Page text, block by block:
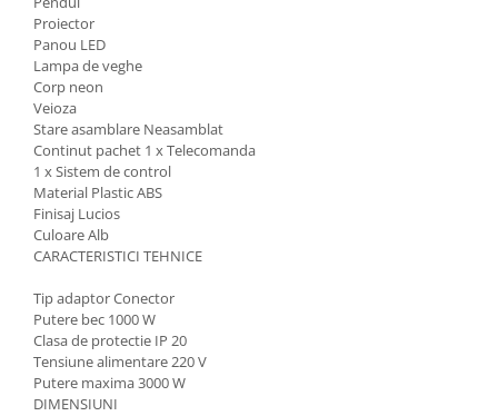
Proiector
Panou LED
Lampa de veghe
Corp neon
Veioza
Stare asamblare Neasamblat
Continut pachet 1 x Telecomanda
1 x Sistem de control
Material Plastic ABS
Finisaj Lucios
Culoare Alb
CARACTERISTICI TEHNICE
Tip adaptor Conector
Putere bec 1000 W
Clasa de protectie IP 20
Tensiune alimentare 220 V
Putere maxima 3000 W
DIMENSIUNI